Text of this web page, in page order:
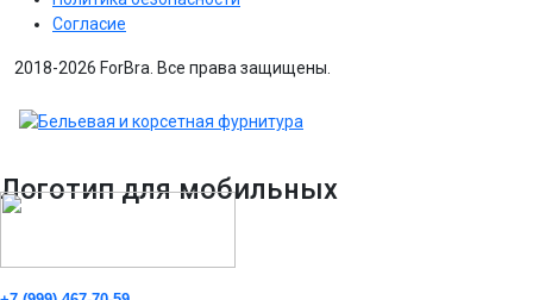
Согласие
2018-2026 ForBra. Все права защищены.
Логотип для мобильных